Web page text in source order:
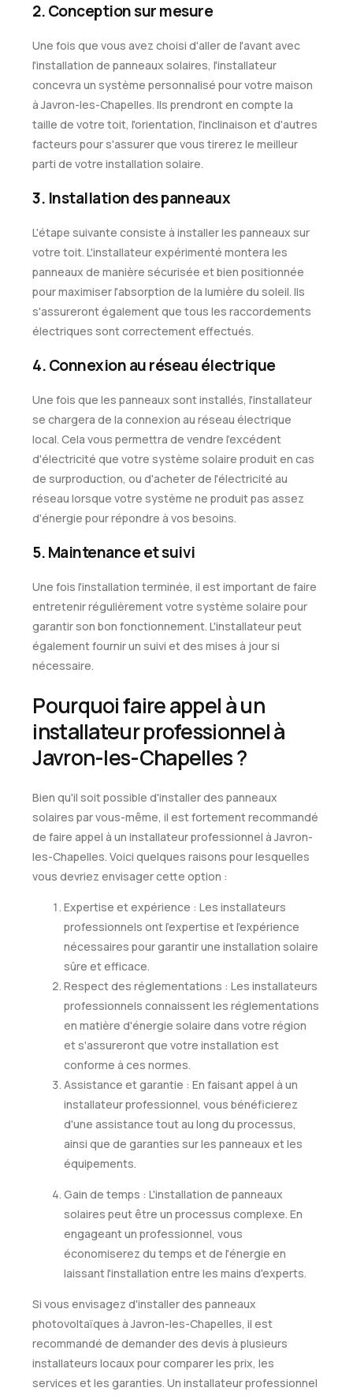
2. Conception sur mesure
Une fois que vous avez choisi d'aller de l'avant avec
l'installation de panneaux solaires, l'installateur
concevra un système personnalisé pour votre maison
à Javron-les-Chapelles. Ils prendront en compte la
taille de votre toit, l'orientation, l'inclinaison et d'autres
facteurs pour s'assurer que vous tirerez le meilleur
parti de votre installation solaire.
3. Installation des panneaux
L'étape suivante consiste à installer les panneaux sur
votre toit. L'installateur expérimenté montera les
panneaux de manière sécurisée et bien positionnée
pour maximiser l'absorption de la lumière du soleil. Ils
s'assureront également que tous les raccordements
électriques sont correctement effectués.
4. Connexion au réseau électrique
Une fois que les panneaux sont installés, l'installateur
se chargera de la connexion au réseau électrique
local. Cela vous permettra de vendre l'excédent
d'électricité que votre système solaire produit en cas
de surproduction, ou d'acheter de l'électricité au
réseau lorsque votre système ne produit pas assez
d'énergie pour répondre à vos besoins.
5. Maintenance et suivi
Une fois l'installation terminée, il est important de faire
entretenir régulièrement votre système solaire pour
garantir son bon fonctionnement. L'installateur peut
également fournir un suivi et des mises à jour si
nécessaire.
Pourquoi faire appel à un
installateur professionnel à
Javron-les-Chapelles ?
Bien qu'il soit possible d'installer des panneaux
solaires par vous-même, il est fortement recommandé
de faire appel à un installateur professionnel à Javron-
les-Chapelles. Voici quelques raisons pour lesquelles
vous devriez envisager cette option :
Expertise et expérience : Les installateurs
professionnels ont l'expertise et l'expérience
nécessaires pour garantir une installation solaire
sûre et efficace.
Respect des réglementations : Les installateurs
professionnels connaissent les réglementations
en matière d'énergie solaire dans votre région
et s'assureront que votre installation est
conforme à ces normes.
Assistance et garantie : En faisant appel à un
installateur professionnel, vous bénéficierez
d'une assistance tout au long du processus,
ainsi que de garanties sur les panneaux et les
équipements.
Gain de temps : L'installation de panneaux
solaires peut être un processus complexe. En
engageant un professionnel, vous
économiserez du temps et de l'énergie en
laissant l'installation entre les mains d'experts.
Si vous envisagez d'installer des panneaux
photovoltaïques à Javron-les-Chapelles, il est
recommandé de demander des devis à plusieurs
installateurs locaux pour comparer les prix, les
services et les garanties. Un installateur professionnel